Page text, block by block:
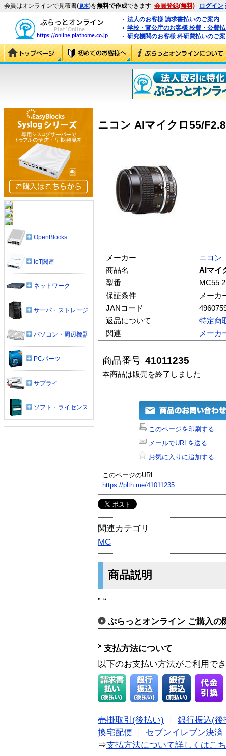
会員はオンラインで見積書(見本)を無料で作成できます 会員登録(無料) ログイン
法人のお客様 請求書払いのご案内
学校・官公庁のお客様 校費・公費
研究機関のお客様 科研費払いのご
ニコン AIマイクロ55/
メーカー
ニコン
商品名
AIマイ
型番
MC55
保証条件
メーカ
JANコード
返品について
特定商
関連
メーカ
商品番号 41011235
本商品は販売を終了しました
このページを印刷する
メールでURLを送る
お気に入りに追加する
このページのURL
https://plth.me/41011235
関連カテゴリ
MC
商品説明
” “
ぷらっとオンライン ご購入の
支払方法について
以下のお支払い方法がご利用で
売掛取引(後払い)
銀行振込(後
換宅配便
セブンイレブン決済
⇒支払方法について詳しくはこ
OpenBlocks
IoT関連
ネットワーク
サーバ・ストレージ
パソコン・周辺機器
PCパーツ
サプライ
ソフト・ライセンス